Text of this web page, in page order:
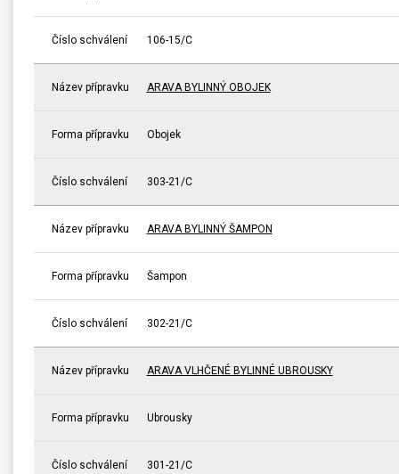
Číslo schválení 106-15/C
Název přípravku ARAVA BYLINNÝ OBOJEK
Forma přípravku Obojek
Číslo schválení 303-21/C
Název přípravku ARAVA BYLINNÝ ŠAMPON
Forma přípravku Šampon
Číslo schválení 302-21/C
Název přípravku ARAVA VLHČENÉ BYLINNÉ UBROUSKY
Forma přípravku Ubrousky
Číslo schválení 301-21/C